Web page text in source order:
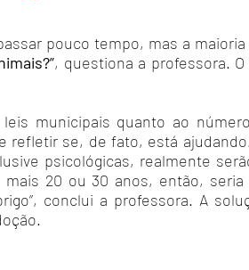
pouco tempo, mas a
, questiona a professora.
municipais quanto ao
refletir se, de fato, está
psicológicas, realmente
20 ou 30 anos, então,
conclui a professora. A